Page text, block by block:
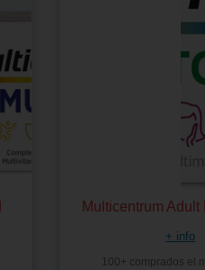
Multicentrum Adult
+ info
100+ comprados el